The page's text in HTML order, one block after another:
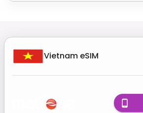
Vietnam eSIM